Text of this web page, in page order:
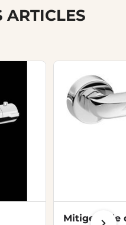
ARTICLES
Mitigeur de